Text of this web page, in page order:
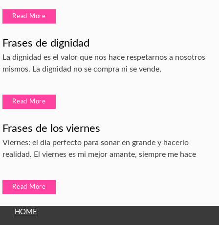
Read More
Frases de dignidad
La dignidad es el valor que nos hace respetarnos a nosotros
mismos. La dignidad no se compra ni se vende,
Read More
Frases de los viernes
Viernes: el dia perfecto para sonar en grande y hacerlo
realidad. El viernes es mi mejor amante, siempre me hace
Read More
HOME